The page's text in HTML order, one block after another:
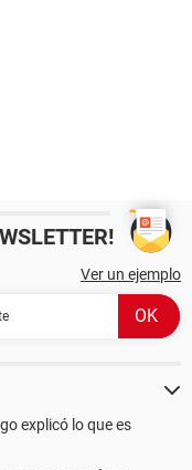
Ver un ejemplo
explicó lo que es